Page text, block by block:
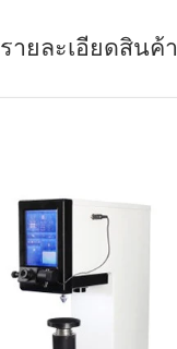
รายละเอียดสินค้า